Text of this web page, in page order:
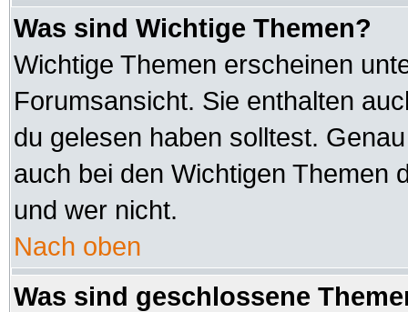
Was sind Wichtige Themen?
Wichtige Themen erscheinen
Forumsansicht. Sie enthalten
du gelesen haben solltest.
auch bei den Wichtigen Themen
und wer nicht.
Nach oben
Was sind geschlossene